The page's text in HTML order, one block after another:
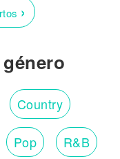
›
Country
Pop R&B